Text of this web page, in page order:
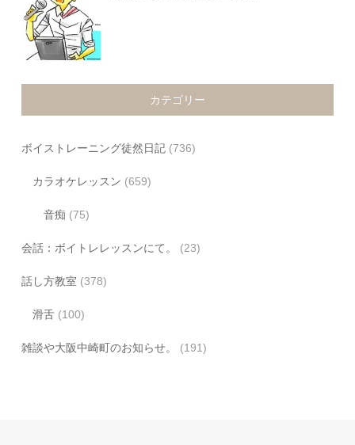
カテゴリー
ボイストレーニング徒然日記 (736)
カラオケレッスン (659)
音痴 (75)
会話：ボイトレレッスンにて。 (23)
話し方教室 (378)
滑舌 (100)
雑談や大阪中崎町のお知らせ。 (191)